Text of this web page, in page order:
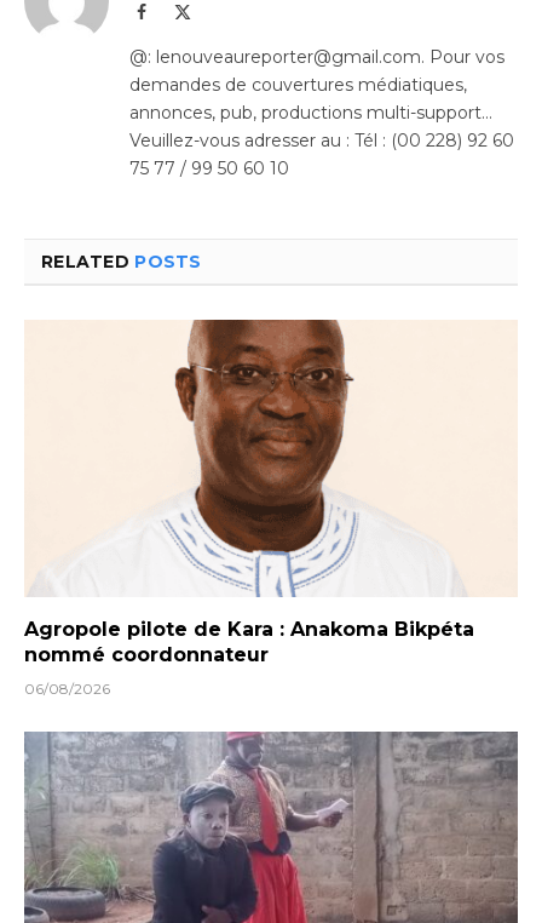
Facebook
@: lenouveaureporter@gmail.com. Pour vos
demandes de couvertures médiatiques,
annonces, pub, productions multi-support…
Veuillez-vous adresser au : Tél : (00 228) 92 60
75 77 / 99 50 60 10
RELATED POSTS
Agropole pilote de Kara : Anakoma Bikpéta
nommé coordonnateur
06/08/2026